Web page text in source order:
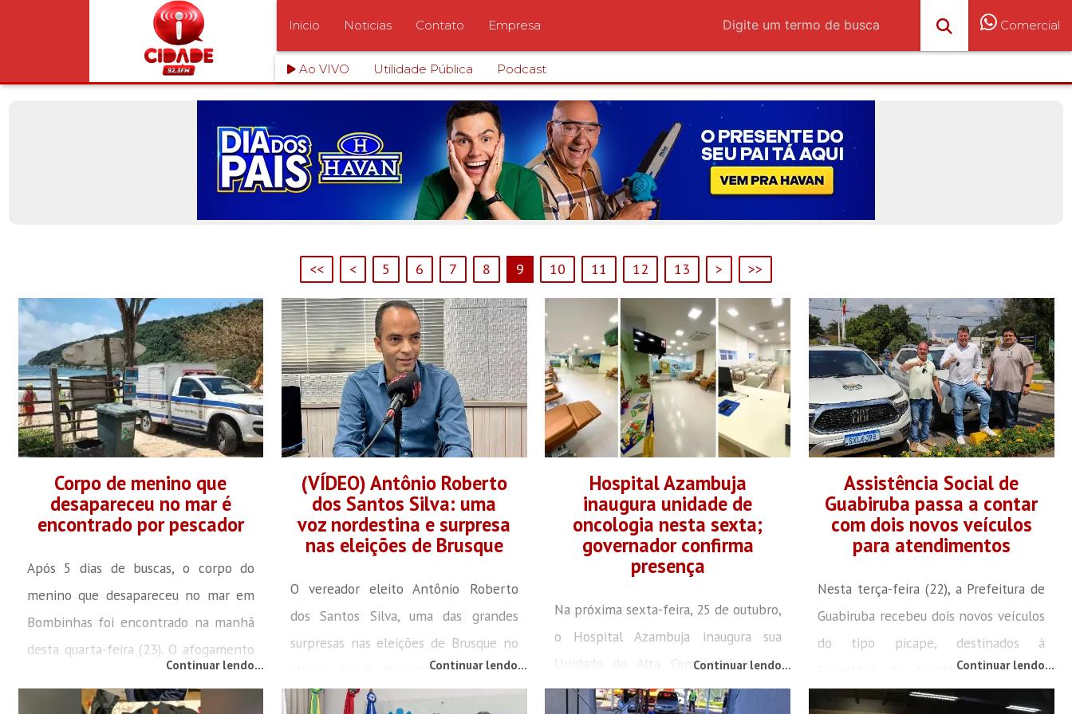
Inicio Noticias Contato Empresa Comercial
Ao VIVO Utilidade Pública Podcast
<< < 5 6 7 8 9 10 11 12 13 > >>
Corpo de menino que
desapareceu no mar é
encontrado por pescador
Após 5 dias de buscas, o corpo do
menino que desapareceu no mar em
Bombinhas foi encontrado na manhã
desta quarta-feira (23). O afogamento
quando o pai do menino morreu
Continuar lendo...
(VÍDEO) Antônio Roberto
dos Santos Silva: uma
voz nordestina e surpresa
nas eleições de Brusque
O vereador eleito Antônio Roberto
dos Santos Silva, uma das grandes
surpresas nas eleições de Brusque no
último dia 6 de outubro, concedeu
entrevista nesta quarta-feira (12) ao
Continuar lendo...
Hospital Azambuja
inaugura unidade de
oncologia nesta sexta;
governador confirma
presença
Na próxima sexta-feira, 25 de outubro,
o Hospital Azambuja inaugura sua
Unidade de Alta Complexidade em
Oncologia (UNACON), em uma
Continuar lendo...
Assistência Social de
Guabiruba passa a contar
com dois novos veículos
para atendimentos
Nesta terça-feira (22), a Prefeitura de
Guabiruba recebeu dois novos veículos
do tipo picape, destinados à
Secretaria de Assistência Social. A
aquisição, no valor de R$ 371.494,00,
Continuar lendo...